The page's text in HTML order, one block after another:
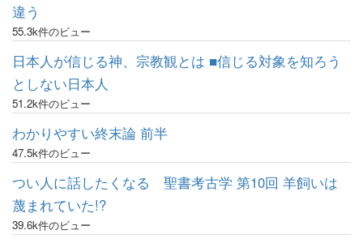
違う
55.3k件のビュー
日本人が信じる神、宗教観とは ■信じる対象を知ろう
としない日本人
51.2k件のビュー
わかりやすい終末論 前半
47.5k件のビュー
つい人に話したくなる 聖書考古学 第10回 羊飼いは
蔑まれていた!?
39.6k件のビュー